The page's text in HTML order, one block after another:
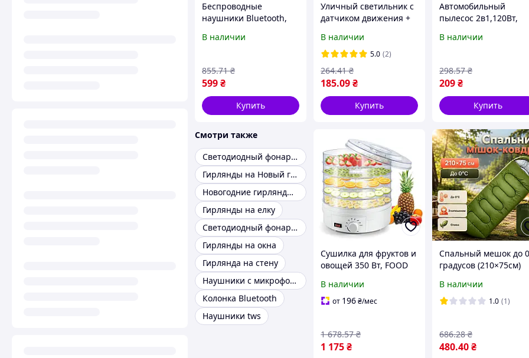
Беспроводные
наушники Bluetooth,
Bluetooth наушники /
В наличии
599₴
855.71 ₴
Купить
Уличный светильник с
датчиком движения +
Светодиодный фонарь
/ Фонарь в виде
камеры
В наличии
5.0 (2)
185.09₴
264.41 ₴
Купить
Автомобильный
пылесос 2в1,120Вт,
Беспроводной пылесос
Аккумуляторный
пылесос для машины
В наличии
209₴
298.57 ₴
Купить
Смотри также
Светодиодный фонарик Аккумуляторный фонарь
Гирлянды на Новый год
Новогодние гирлянды для украшения дома
Гирлянды на елку
Светодиодный фонарик
Гирлянды на окна
Гирлянда на стену
Наушники с микрофоном
Колонка Bluetooth
Наушники tws
Cушилка для фруктов и
овощей 350 Вт, FOOD
Электросушилка для
фруктов
В наличии
от 196₴/мес
1 175₴
1 678.57 ₴
Спальный мешок до 0
градусов (210×75см)
Олива / Туристический
спальный мешок /
В наличии
1.0 (1)
480.40₴
686.28 ₴